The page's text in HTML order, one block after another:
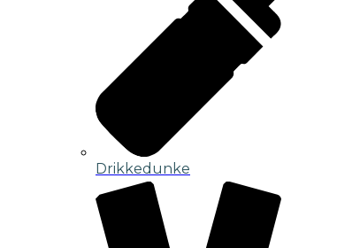
Drikkedunke